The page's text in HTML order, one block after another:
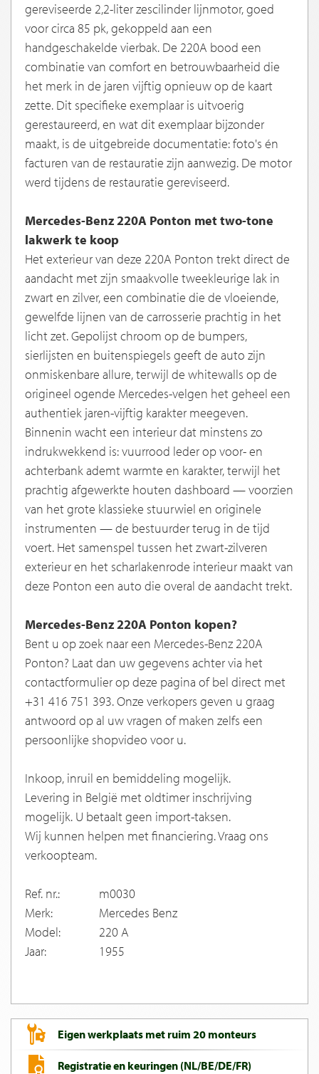
gereviseerde 2,2-liter zescilinder lijnmotor, goed
voor circa 85 pk, gekoppeld aan een
handgeschakelde vierbak. De 220A bood een
combinatie van comfort en betrouwbaarheid die
het merk in de jaren vijftig opnieuw op de kaart
zette. Dit specifieke exemplaar is uitvoerig
gerestaureerd, en wat dit exemplaar bijzonder
maakt, is de uitgebreide documentatie: foto's én
facturen van de restauratie zijn aanwezig. De motor
werd tijdens de restauratie gereviseerd.
Mercedes-Benz 220A Ponton met two-tone
lakwerk te koop
Het exterieur van deze 220A Ponton trekt direct de
aandacht met zijn smaakvolle tweekleurige lak in
zwart en zilver, een combinatie die de vloeiende,
gewelfde lijnen van de carrosserie prachtig in het
licht zet. Gepolijst chroom op de bumpers,
sierlijsten en buitenspiegels geeft de auto zijn
onmiskenbare allure, terwijl de whitewalls op de
origineel ogende Mercedes-velgen het geheel een
authentiek jaren-vijftig karakter meegeven.
Binnenin wacht een interieur dat minstens zo
indrukwekkend is: vuurrood leder op voor- en
achterbank ademt warmte en karakter, terwijl het
prachtig afgewerkte houten dashboard — voorzien
van het grote klassieke stuurwiel en originele
instrumenten — de bestuurder terug in de tijd
voert. Het samenspel tussen het zwart-zilveren
exterieur en het scharlakenrode interieur maakt van
deze Ponton een auto die overal de aandacht trekt.
Mercedes-Benz 220A Ponton kopen?
Bent u op zoek naar een Mercedes-Benz 220A
Ponton? Laat dan uw gegevens achter via het
contactformulier op deze pagina of bel direct met
+31 416 751 393. Onze verkopers geven u graag
antwoord op al uw vragen of maken zelfs een
persoonlijke shopvideo voor u.
Inkoop, inruil en bemiddeling mogelijk.
Levering in België met oldtimer inschrijving
mogelijk. U betaalt geen import-taksen.
Wij kunnen helpen met financiering. Vraag ons
verkoopteam.
Ref. nr.:
m0030
Merk:
Mercedes Benz
Model:
220 A
Jaar:
1955
Eigen werkplaats met ruim 20 monteurs
Registratie en keuringen (NL/BE/DE/FR)